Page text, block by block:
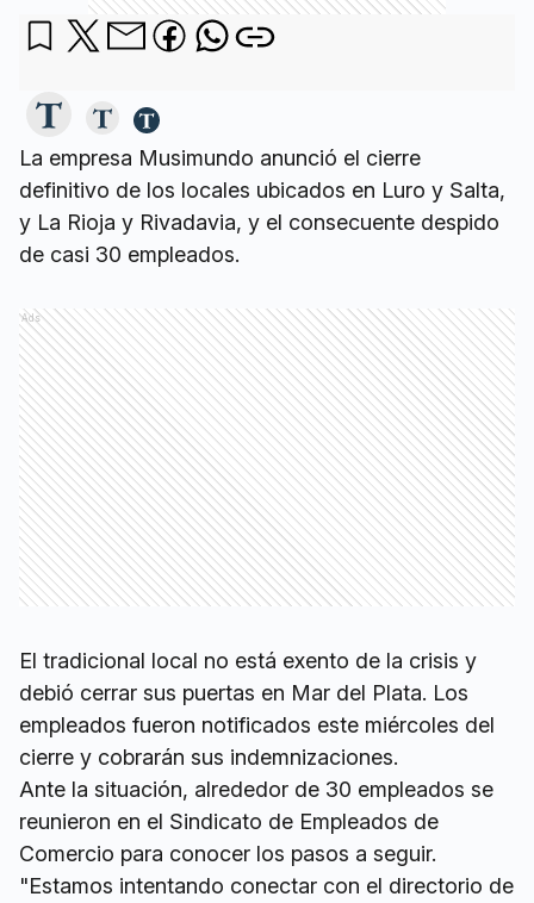
La empresa Musimundo anunció el cierre
definitivo de los locales ubicados en Luro y Salta,
y La Rioja y Rivadavia, y el consecuente despido
de casi 30 empleados.
Ads
El tradicional local no está exento de la crisis y
debió cerrar sus puertas en Mar del Plata. Los
empleados fueron notificados este miércoles del
cierre y cobrarán sus indemnizaciones.
Ante la situación, alrededor de 30 empleados se
reunieron en el Sindicato de Empleados de
Comercio para conocer los pasos a seguir.
"Estamos intentando conectar con el directorio de